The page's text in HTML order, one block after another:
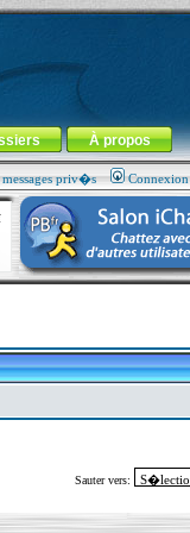
À propos
priv�s Connexion
Sauter vers: